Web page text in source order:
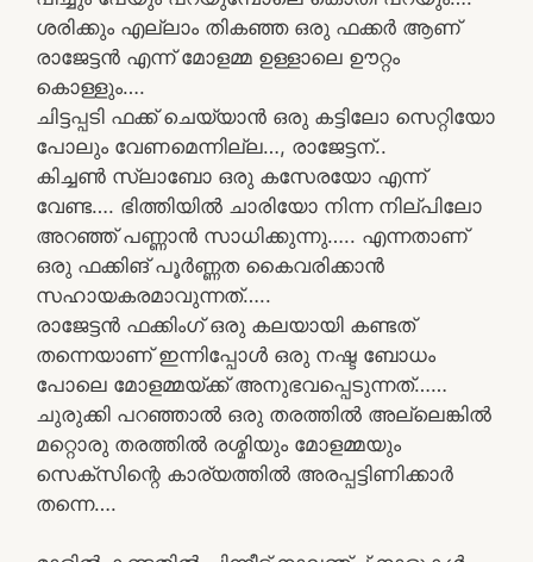
ശരിക്കും എല്ലാം തികഞ്ഞ ഒരു ഫക്കർ ആണ്
രാജേട്ടൻ എന്ന് മോളമ്മ ഉള്ളാലെ ഊറ്റം
കൊള്ളും….
ചിട്ടപ്പടി ഫക്ക് ചെയ്യാൻ ഒരു കട്ടിലോ സെറ്റിയോ
പോലും വേണമെന്നില്ല…, രാജേട്ടന്..
കിച്ചൺ സ്ലാബോ ഒരു കസേരയോ എന്ന്
വേണ്ട…. ഭിത്തിയിൽ ചാരിയോ നിന്ന നില്പിലോ
അറഞ്ഞ് പണ്ണാൻ സാധിക്കുന്നു….. എന്നതാണ്
ഒരു ഫക്കിങ് പൂർണ്ണത കൈവരിക്കാൻ
സഹായകരമാവുന്നത്…..
രാജേട്ടൻ ഫക്കിംഗ് ഒരു കലയായി കണ്ടത്
തന്നെയാണ് ഇന്നിപ്പോൾ ഒരു നഷ്ട ബോധം
പോലെ മോളമ്മയ്ക്ക് അനുഭവപ്പെടുന്നത്……
ചുരുക്കി പറഞ്ഞാൽ ഒരു തരത്തിൽ അല്ലെങ്കിൽ
മറ്റൊരു തരത്തിൽ രശ്മിയും മോളമ്മയും
സെക്സിന്റെ കാര്യത്തിൽ അരപ്പട്ടിണിക്കാർ
തന്നെ….